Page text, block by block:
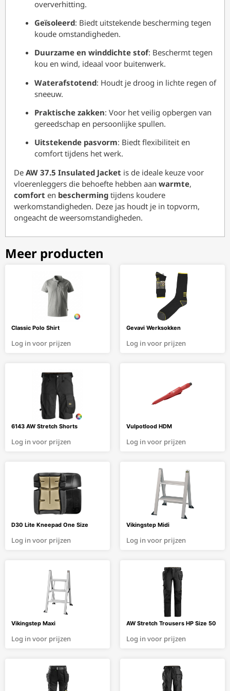
oververhitting.
Geïsoleerd: Biedt uitstekende bescherming tegen
koude omstandigheden.
Duurzame en winddichte stof: Beschermt tegen
kou en wind, ideaal voor buitenwerk.
Waterafstotend: Houdt je droog in lichte regen of
sneeuw.
Praktische zakken: Voor het veilig opbergen van
gereedschap en persoonlijke spullen.
Uitstekende pasvorm: Biedt flexibiliteit en
comfort tijdens het werk.
De AW 37.5 Insulated Jacket is de ideale keuze voor
vloerenleggers die behoefte hebben aan warmte,
comfort en bescherming tijdens koudere
werkomstandigheden. Deze jas houdt je in topvorm,
ongeacht de weersomstandigheden.
Meer producten
Classic Polo Shirt
Log in voor prijzen
Gevavi Werksokken
Log in voor prijzen
6143 AW Stretch Shorts
Log in voor prijzen
Vulpotlood HDM
Log in voor prijzen
D30 Lite Kneepad One Size
Log in voor prijzen
Vikingstep Midi
Log in voor prijzen
Vikingstep Maxi
Log in voor prijzen
AW Stretch Trousers HP Size 50
Log in voor prijzen